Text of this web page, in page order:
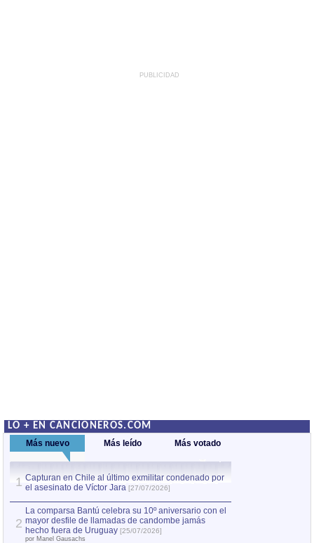
PUBLICIDAD
LO + EN CANCIONEROS.COM
Más nuevo Más leído Más votado
1 Capturan en Chile al último exmilitar condenado por
el asesinato de Víctor Jara [27/07/2026]
2
La comparsa Bantú celebra su 10º aniversario con el
mayor desfile de llamadas de candombe jamás
hecho fuera de Uruguay [25/07/2026]
por Manel Gausachs